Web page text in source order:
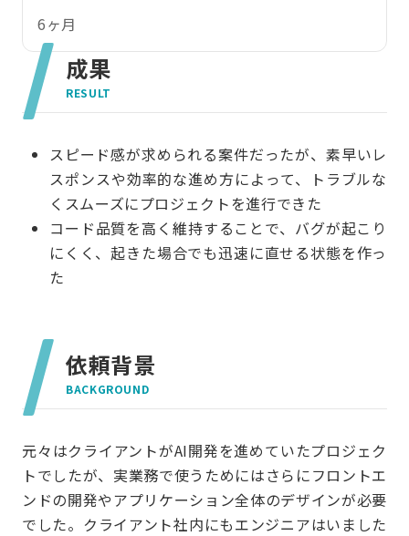
6ヶ月
成果
RESULT
スピード感が求められる案件だったが、素早いレ
スポンスや効率的な進め方によって、トラブルな
くスムーズにプロジェクトを進行できた
コード品質を高く維持することで、バグが起こり
にくく、起きた場合でも迅速に直せる状態を作っ
た
依頼背景
BACKGROUND
元々はクライアントがAI開発を進めていたプロジェク
トでしたが、実業務で使うためにはさらにフロントエ
ンドの開発やアプリケーション全体のデザインが必要
でした。クライアント社内にもエンジニアはいました